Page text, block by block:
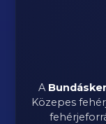
A
Közepes